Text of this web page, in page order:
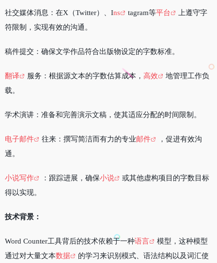
社交媒体消息：在X（Twitter）、Ins tagram等平台
上遵守字
符限制，实现有效的沟通。
稿件提交：确保文学作品符合出版物设定的字数标准。
翻译 服务：根据源文本的字数估算成本， 高效
地管理工作负
载。
学术演讲：准备和完善演示文稿，使其适应分配的时间限制。
电子邮件 往来：撰写简洁而有力的专业邮件
，促进有效沟
通。
小说写作 ：跟踪进展，确保小说
或其他虚构项目的字数目标
得以实现。
技术背景：
Word Counter工具背后的技术依赖于一种语言
模型，这种模型
通过对大量文本数据 的学习来识别模式、语法结构以及词汇使